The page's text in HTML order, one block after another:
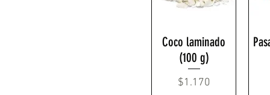
Coco laminado
(100 g)
Precio
$1.170